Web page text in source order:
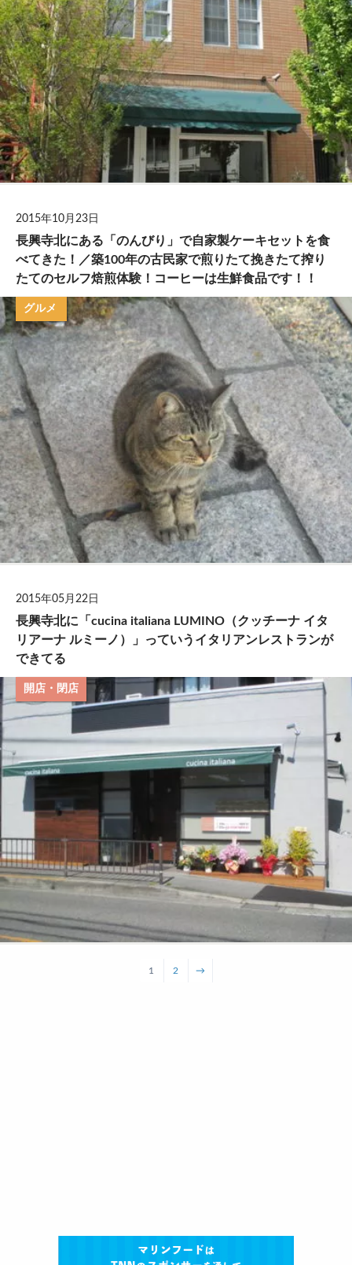
2015年10月23日
長興寺北にある「のんびり」で自家製ケーキセットを食
べてきた！／築100年の古民家で煎りたて挽きたて搾り
たてのセルフ焙煎体験！コーヒーは生鮮食品です！！
グルメ
2015年05月22日
長興寺北に「cucina italiana LUMINO（クッチーナ イタ
リアーナ ルミーノ）」っていうイタリアンレストランが
できてる
開店・閉店
1 2 →